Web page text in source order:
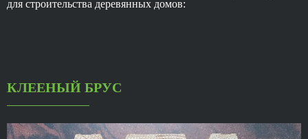
для строительства деревянных домов:
КЛЕЕНЫЙ БРУС